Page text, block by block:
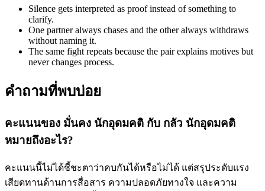
Silence gets interpreted as proof instead of something to
clarify.
One partner always chases and the other always withdraws
without naming it.
The same fight repeats because the pair explains motives but
never changes process.
คำถามที่พบบ่อย
คะแนนของ มั่นคง นักอุดมคติ กับ กลัว นักอุดมคติ
หมายถึงอะไร?
คะแนนนี้ไม่ได้ชี้ชะตาว่าคบกันได้หรือไม่ได้ แต่สรุประดับแรง
เสียดทานด้านการสื่อสาร ความปลอดภัยทางใจ และความ